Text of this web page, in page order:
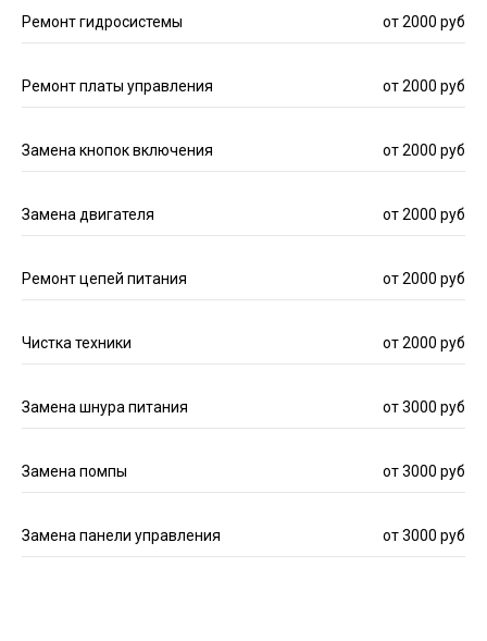
Ремонт гидросистемы от 2000 руб
Ремонт платы управления от 2000 руб
Замена кнопок включения от 2000 руб
Замена двигателя от 2000 руб
Ремонт цепей питания от 2000 руб
Чистка техники от 2000 руб
Замена шнура питания от 3000 руб
Замена помпы от 3000 руб
Замена панели управления от 3000 руб